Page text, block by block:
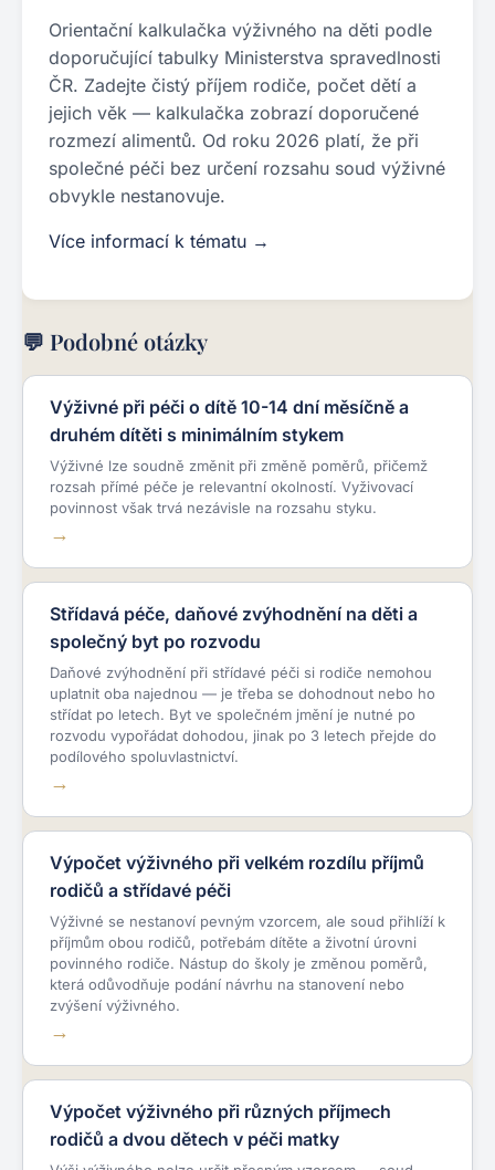
Orientační kalkulačka výživného na děti podle
doporučující tabulky Ministerstva spravedlnosti
ČR. Zadejte čistý příjem rodiče, počet dětí a
jejich věk — kalkulačka zobrazí doporučené
rozmezí alimentů. Od roku 2026 platí, že při
společné péči bez určení rozsahu soud výživné
obvykle nestanovuje.
Více informací k tématu →
💬 Podobné otázky
Výživné při péči o dítě 10-14 dní měsíčně a
druhém dítěti s minimálním stykem
Výživné lze soudně změnit při změně poměrů, přičemž
rozsah přímé péče je relevantní okolností. Vyživovací
povinnost však trvá nezávisle na rozsahu styku.
Střídavá péče, daňové zvýhodnění na děti a
společný byt po rozvodu
Daňové zvýhodnění při střídavé péči si rodiče nemohou
uplatnit oba najednou — je třeba se dohodnout nebo ho
střídat po letech. Byt ve společném jmění je nutné po
rozvodu vypořádat dohodou, jinak po 3 letech přejde do
podílového spoluvlastnictví.
Výpočet výživného při velkém rozdílu příjmů
rodičů a střídavé péči
Výživné se nestanoví pevným vzorcem, ale soud přihlíží k
příjmům obou rodičů, potřebám dítěte a životní úrovni
povinného rodiče. Nástup do školy je změnou poměrů,
která odůvodňuje podání návrhu na stanovení nebo
zvýšení výživného.
Výpočet výživného při různých příjmech
rodičů a dvou dětech v péči matky